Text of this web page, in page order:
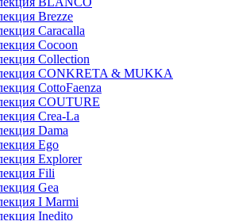
Brezze
Caracalla
Cocoon
Collection
CONKRETA & MUKKA
CottoFaenza
COUTURE
Crea-La
Dama
Ego
Explorer
Fili
Gea
I Marmi
Inedito